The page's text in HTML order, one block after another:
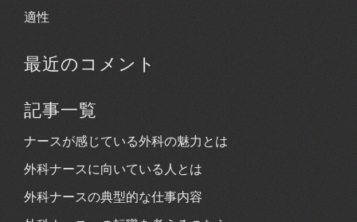
適性
最近のコメント
記事一覧
ナースが感じている外科の魅力とは
外科ナースに向いている人とは
外科ナースの典型的な仕事内容